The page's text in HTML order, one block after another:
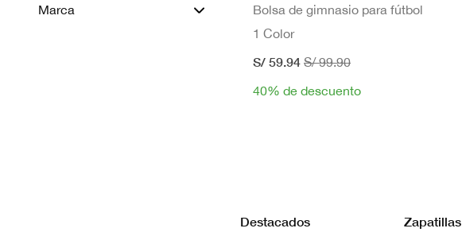
Marca
Bolsa de gimnasio para fútbol
1 Color
S/ 59.94 S/ 99.90
40% de descuento
Destacados Zapatillas